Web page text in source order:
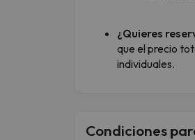
¿Quieres
que el precio
individuales.
Condiciones